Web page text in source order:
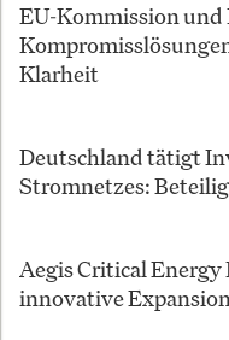
EU-Kommission
Klarheit
Deutschland tätigt
Stromnetzes:
Aegis Critical Energy
innovative